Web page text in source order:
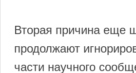
Вторая причина еще
продолжают
части научного